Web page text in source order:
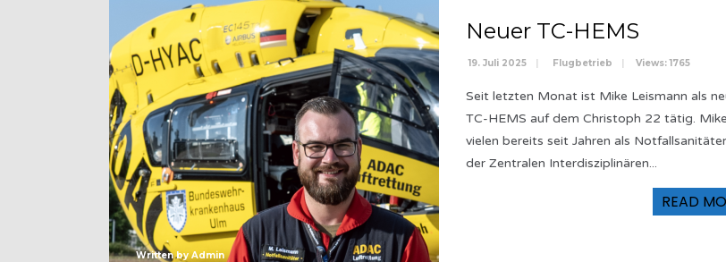
Written by Admin
Neuer TC-HEMS
19. Juli 2025 | Flugbetrieb | Views: 1765
Seit letzten Monat ist Mike Leismann als
TC-HEMS auf dem Christoph 22 tätig.
vielen bereits seit Jahren als
der Zentralen Interdisziplinären...
READ